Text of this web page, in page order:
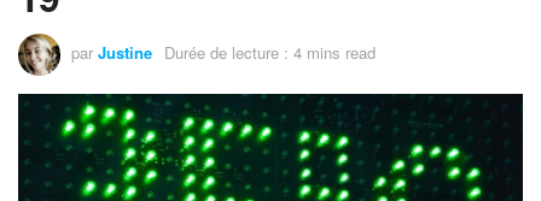
par Justine Durée de lecture : 4 mins read